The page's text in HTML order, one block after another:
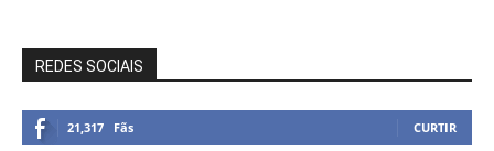
REDES SOCIAIS
21,317 Fãs CURTIR